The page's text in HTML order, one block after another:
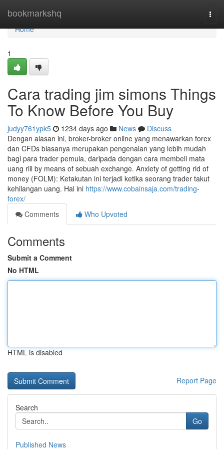
bookmarkshq
Home
Home
1
Cara trading jim simons Things
To Know Before You Buy
judyy761ypk5 1234 days ago News
Discuss
Dengan alasan ini, broker-broker online yang menawarkan forex
dan CFDs biasanya merupakan pengenalan yang lebih mudah
bagi para trader pemula, daripada dengan cara membeli mata
uang riil by means of sebuah exchange. Anxiety of getting rid of
money (FOLM): Ketakutan ini terjadi ketika seorang trader takut
kehilangan uang. Hal ini https://www.cobainsaja.com/trading-
forex/
Comments
Who Upvoted
Comments
Submit a Comment
No HTML
HTML is disabled
Report Page
Search
Go
Published News